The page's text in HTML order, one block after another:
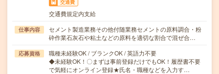
交通費
交通費規定内支給
仕事内容
セメント製造業務その他付随業務セメントの原料調合・粉
砕作業石灰石や粘土などの原料を適切な割合で混ぜ合…
応募資格
職種未経験OK / ブランクOK / 英語力不要
◆未経験OK！〇まずは事前登録だけでもOK！履歴書不要
で気軽にオンライン登録★氏名・職種などを入力す…